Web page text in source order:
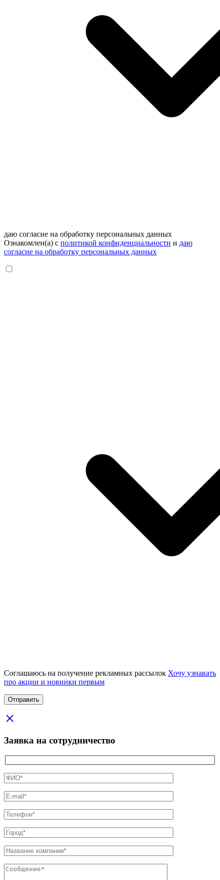
даю согласие на обработку персональных данных
Ознакомлен(а) с политикой конфиденциальности и даю
согласие на обработку персональных данных
Соглашаюсь на получение рекламных рассылок Хочу узнавать
про акции и новинки первым
Заявка на сотрудничество